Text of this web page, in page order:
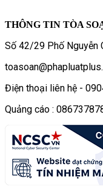
THÔNG TIN TÒA
Số 42/29 Phố Nguyễn
Điện thoại liên hệ -
Quảng cáo :